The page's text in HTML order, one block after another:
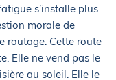
s’installe plus
morale de
routage. Cette route
Elle ne vend pas le
au soleil. Elle le